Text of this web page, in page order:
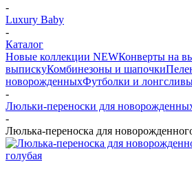
-
Luxury Baby
-
Каталог
Новые коллекции NEWКонверты на
выпискуКомбинезоны и шапочки
новорожденныхФутболки и
-
Люльки-переноски для
-
Люлька-переноска для